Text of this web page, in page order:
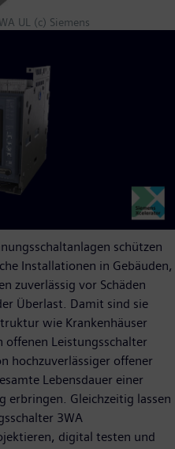
UL (c) Siemens
schützen
Installationen in Gebäuden,
zuverlässig vor Schäden
Überlast. Damit sind sie
wie Krankenhäuser
offenen Leistungsschalter
hochzuverlässiger offener
Lebensdauer einer
erbringen. Gleichzeitig lassen
3WA
digital testen und